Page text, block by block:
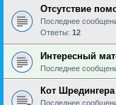
Отсутствие
Последнее
Ответы: 12
Интересный
Последнее
Кот Шредингера
Последнее